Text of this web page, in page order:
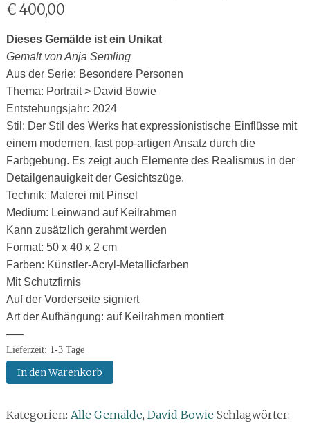
€400,00
Dieses Gemälde ist ein Unikat
Gemalt von Anja Semling
Aus der Serie: Besondere Personen
Thema: Portrait > David Bowie
Entstehungsjahr: 2024
Stil: Der Stil des Werks hat expressionistische Einflüsse mit
einem modernen, fast pop-artigen Ansatz durch die
Farbgebung. Es zeigt auch Elemente des Realismus in der
Detailgenauigkeit der Gesichtszüge.
Technik: Malerei mit Pinsel
Medium: Leinwand auf Keilrahmen
Kann zusätzlich gerahmt werden
Format: 50 x 40 x 2 cm
Farben: Künstler-Acryl-Metallicfarben
Mit Schutzfirnis
Auf der Vorderseite signiert
Art der Aufhängung: auf Keilrahmen montiert
—–
Lieferzeit: 1-3 Tage
Gemälde:
Silver
(Bowie)
In den Warenkorb
Kategorien: Alle Gemälde, David Bowie Schlagwörter: